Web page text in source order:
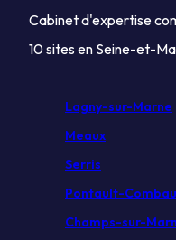
Cabinet d'expertise
10 sites en Seine-et-
Lagny-sur-Marne
Meaux
Serris
Pontault-
Champs-sur-